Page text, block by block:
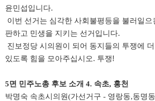
윤민섭입니다.
이번 선거는 심각한 사회불평등을 불러일으
판하고 민생을 지키는 선거입니다.
진보정당 시의원이 되어 동지들의 투쟁에
있도록 힘을 모아주십시오. 투쟁!
5면 민주노총 후보 소개 4. 속초, 홍천
박명숙 속초시의원(가선거구 - 영랑동,동명